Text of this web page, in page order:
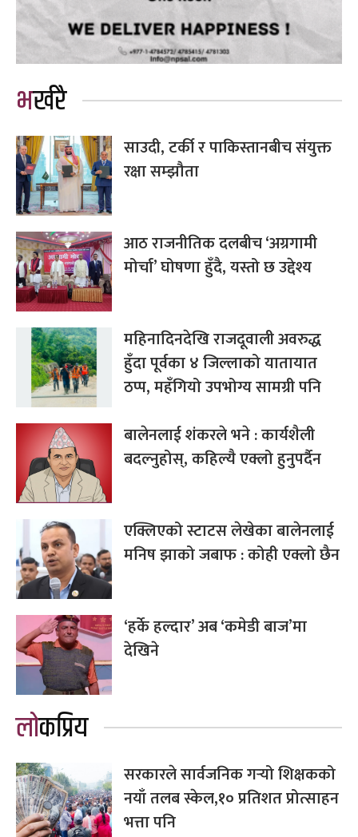
भर्खरै
साउदी, टर्की र पाकिस्तानबीच संयुक्त
रक्षा सम्झौता
आठ राजनीतिक दलबीच ‘अग्रगामी
मोर्चा’ घोषणा हुँदै, यस्तो छ उद्देश्य
महिनादिनदेखि राजदूवाली अवरुद्ध
हुँदा पूर्वका ४ जिल्लाको यातायात
ठप्प, महँगियो उपभोग्य सामग्री पनि
बालेनलाई शंकरले भने : कार्यशैली
बदल्नुहोस्, कहिल्यै एक्लो हुनुपर्दैन
एक्लिएको स्टाटस लेखेका बालेनलाई
मनिष झाको जबाफ : कोही एक्लो छैन
‘हर्के हल्दार’ अब ‘कमेडी बाज’मा
देखिने
लोकप्रिय
सरकारले सार्वजनिक गर्‍यो शिक्षकको
नयाँ तलब स्केल,१० प्रतिशत प्रोत्साहन
भत्ता पनि